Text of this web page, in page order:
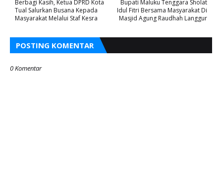
Bupati Maluku Tenggara Sholat
Idul Fitri Bersama Masyarakat Di
Masjid Agung Raudhah Langgur
Berbagi Kasih, Ketua DPRD Kota
Tual Salurkan Busana Kepada
Masyarakat Melalui Staf Kesra
POSTING KOMENTAR
0 Komentar